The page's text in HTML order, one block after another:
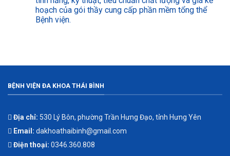
hoạch của gói thầy cung cấp phần mềm tổng thể
Bệnh viện.
BỆNH VIỆN ĐA KHOA THÁI BÌNH
Địa chỉ: 530 Lý Bôn, phường Trần Hưng Đạo, tỉnh Hưng Yên
Email: dakhoathaibinh@gmail.com
Điện thoại: 0346.360.808